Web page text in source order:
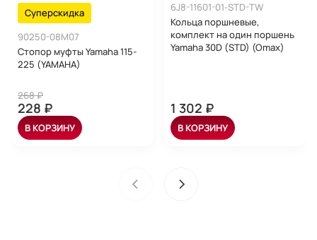
Суперскидка
90250-08M07
Стопор муфты Yamaha 115-
225 (YAMAHA)
268 ₽
228 ₽
В КОРЗИНУ
6J8-11601-01-STD-TW
Кольца поршневые,
комплект на один поршень
Yamaha 30D (STD) (Omax)
1 302 ₽
В КОРЗИНУ